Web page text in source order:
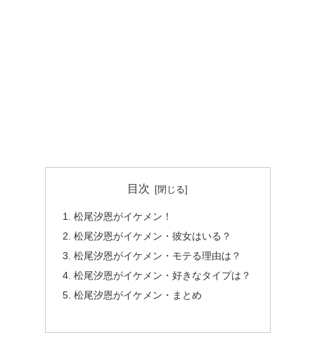
目次
松尾汐恩がイケメン！
松尾汐恩がイケメン・彼女はいる？
松尾汐恩がイケメン・モテる理由は？
松尾汐恩がイケメン・好きなタイプは？
松尾汐恩がイケメン・まとめ